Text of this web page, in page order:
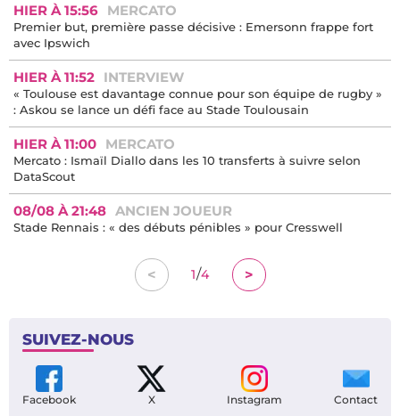
HIER À 15:56 MERCATO
Premier but, première passe décisive : Emersonn frappe fort
avec Ipswich
HIER À 11:52 INTERVIEW
« Toulouse est davantage connue pour son équipe de rugby »
: Askou se lance un défi face au Stade Toulousain
HIER À 11:00 MERCATO
Mercato : Ismaïl Diallo dans les 10 transferts à suivre selon
DataScout
08/08 À 21:48 ANCIEN JOUEUR
Stade Rennais : « des débuts pénibles » pour Cresswell
< 1/4 >
SUIVEZ-NOUS
Facebook X Instagram Contact